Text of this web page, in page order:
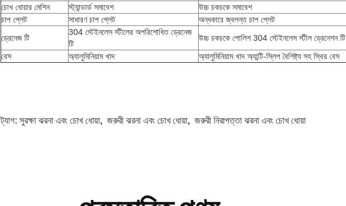
চোখ ধোয়ার মেশিন
স্ট্যান্ডার্ড সমাবেশ
উচ্চ চকচকে সমাবেশ
চাপ প্লেট
সাধারণ চাপ প্লেট
অন্ধকারে জ্বলন্ত চাপ প্লেট
ড্রেনেজ টি
304 স্টেইনলেস স্টীলের অপরিশোধিত ড্রেনেজ
টি
উচ্চ চকচকে পোলিশ 304 স্টেইনলেস স্টীল ড্রেনেশন টি
বেস
অ্যালুমিনিয়াম খাদ অ্যালুমিনিয়াম খাদ অ্যান্টি-স্লিপ বৈশিষ্ট্য সহ স্থির বেস
ট্যাগ: সুরক্ষা ঝরনা এবং চোখ ধোয়া, জরুরী ঝরনা এবং চোখ ধোয়া, জরুরী নিরাপত্তা ঝরনা এবং চোখ ধোয়া